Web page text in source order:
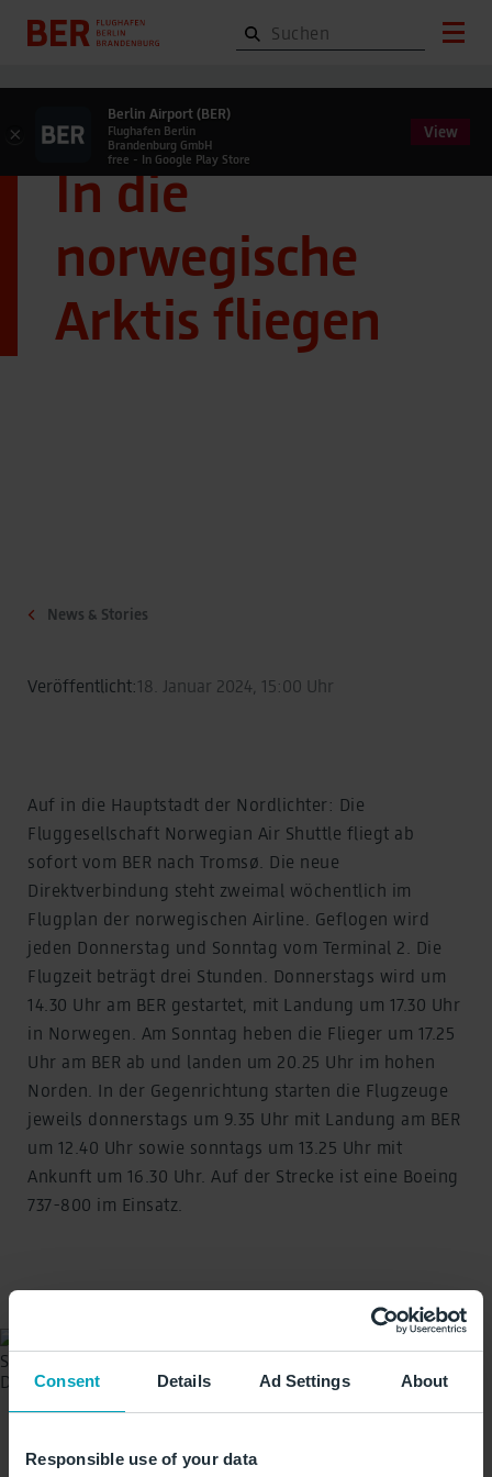
Consent Details Ad Settings About
Responsible use of your data
In die
norwegische
Arktis fliegen
News & Stories
Veröffentlicht:18. Januar 2024, 15:00 Uhr
Auf in die Hauptstadt der Nordlichter: Die
Fluggesellschaft Norwegian Air Shuttle fliegt ab
sofort vom BER nach Tromsø. Die neue
Direktverbindung steht zweimal wöchentlich im
Flugplan der norwegischen Airline. Geflogen wird
jeden Donnerstag und Sonntag vom Terminal 2. Die
Flugzeit beträgt drei Stunden. Donnerstags wird um
14.30 Uhr am BER gestartet, mit Landung um 17.30 Uhr
in Norwegen. Am Sonntag heben die Flieger um 17.25
Uhr am BER ab und landen um 20.25 Uhr im hohen
Norden. In der Gegenrichtung starten die Flugzeuge
jeweils donnerstags um 9.35 Uhr mit Landung am BER
um 12.40 Uhr sowie sonntags um 13.25 Uhr mit
Ankunft um 16.30 Uhr. Auf der Strecke ist eine Boeing
737-800 im Einsatz.
den BER ab sofort zweimal pro
×
Berlin Airport (BER)
Flughafen Berlin
Brandenburg GmbH
free - In Google Play Store
View